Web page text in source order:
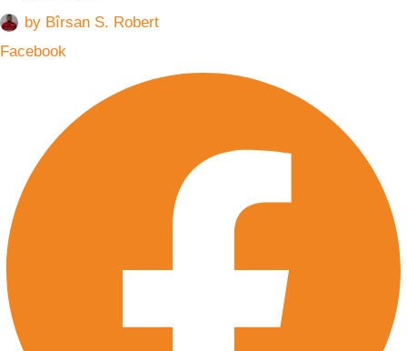
by Bîrsan S. Robert
Facebook